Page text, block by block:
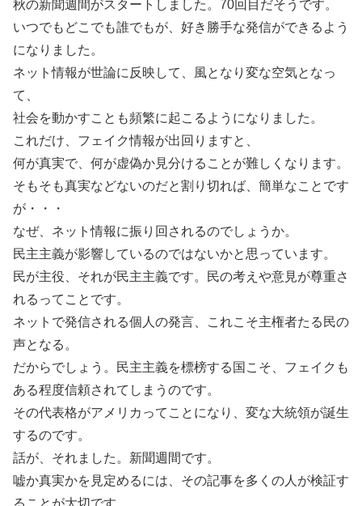
秋の新聞週間がスタートしました。70回目だそうです。
いつでもどこでも誰でもが、好き勝手な発信ができるよう
になりました。
ネット情報が世論に反映して、風となり変な空気となっ
て、
社会を動かすことも頻繁に起こるようになりました。
これだけ、フェイク情報が出回りますと、
何が真実で、何が虚偽か見分けることが難しくなります。
そもそも真実などないのだと割り切れば、簡単なことです
が・・・
なぜ、ネット情報に振り回されるのでしょうか。
民主主義が影響しているのではないかと思っています。
民が主役、それが民主主義です。民の考えや意見が尊重さ
れるってことです。
ネットで発信される個人の発言、これこそ主権者たる民の
声となる。
だからでしょう。民主主義を標榜する国こそ、フェイクも
ある程度信頼されてしまうのです。
その代表格がアメリカってことになり、変な大統領が誕生
するのです。
話が、それました。新聞週間です。
嘘か真実かを見定めるには、その記事を多くの人が検証す
ることが大切です。